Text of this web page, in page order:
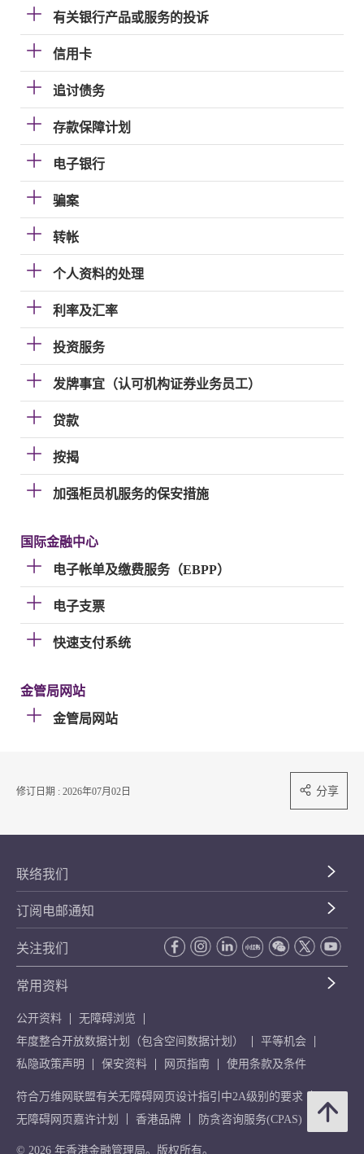
有关银行产品或服务的投诉
信用卡
追讨债务
存款保障计划
电子银行
骗案
转帐
个人资料的处理
利率及汇率
投资服务
发牌事宜（认可机构证券业务员工）
贷款
按揭
加强柜员机服务的保安措施
国际金融中心
电子帐单及缴费服务（EBPP）
电子支票
快速支付系统
金管局网站
金管局网站
修订日期 : 2026年07月02日 分享
联络我们
订阅电邮通知
关注我们
常用资料
公开资料
无障碍浏览
年度整合开放数据计划（包含空间数据计划）
平等机会
私隐政策声明
保安资料 网页指南 使用条款及条件
符合万维网联盟有关无障碍网页设计指引中2A级别的要求
无障碍网页嘉许计划
香港品牌 防贪咨询服务(CPAS)
© 2026 年香港金融管理局。版权所有。